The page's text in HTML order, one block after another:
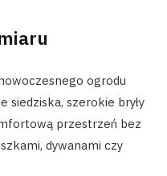
ogrodu
siedziska, szerokie bryły
przestrzeń bez
dywanami czy